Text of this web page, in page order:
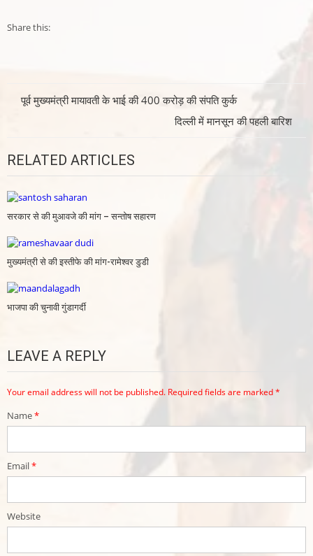
Share this:
Post
पूर्व मुख्यमंत्री मायावती के भाई की 400 करोड़ की संपति कुर्क
दिल्ली में मानसून की पहली बारिश
RELATED ARTICLES
सरकार से की मुआवजे की मांग – सन्तोष सहारण
मुख्यमंत्री से की इस्तीफे की मांग-रामेश्वर डुडी
भाजपा की चुनावी गुंडागर्दी
LEAVE A REPLY
Your email address will not be published. Required fields are marked*
Name*
Email*
Website